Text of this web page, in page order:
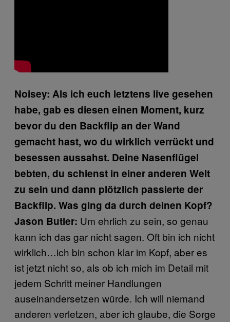
Noisey: Als ich euch letztens live gesehen
habe, gab es diesen einen Moment, kurz
bevor du den Backflip an der Wand
gemacht hast, wo du wirklich verrückt und
besessen aussahst. Deine Nasenflügel
bebten, du schienst in einer anderen Welt
zu sein und dann plötzlich passierte der
Backflip. Was ging da durch deinen Kopf?
Jason Butler: Um ehrlich zu sein, so genau
kann ich das gar nicht sagen. Oft bin ich nicht
wirklich…ich bin schon klar im Kopf, aber es
ist jetzt nicht so, als ob ich mich im Detail mit
jedem Schritt meiner Handlungen
auseinandersetzen würde. Ich will niemand
anderen verletzen, aber ich glaube, die Sorge